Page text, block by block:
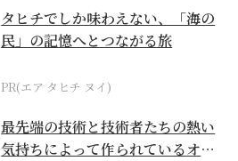
タヒチでしか味わえない、「海の
民」の記憶へとつながる旅
PR(エア タヒチ ヌイ)
最先端の技術と技術者たちの熱い
気持ちによって作られているオー